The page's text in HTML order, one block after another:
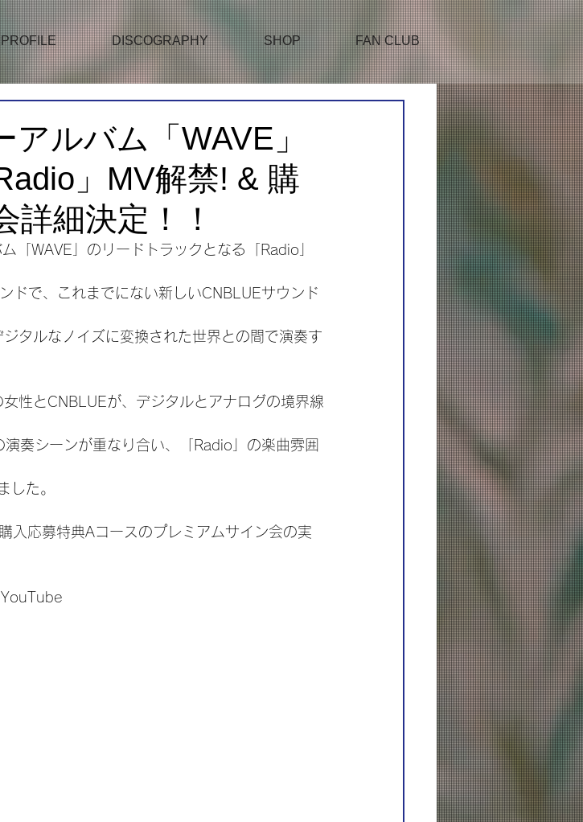
PROFILE DISCOGRAPHY SHOP FAN CLUB
ルバム「WAVE」
」MV解禁! & 購
詳細決定！！
「WAVE」のリードトラックとなる「Radio」
ドで、これまでにない新しいCNBLUEサウンド
タルなノイズに変換された世界との間で演奏す
性とCNBLUEが、デジタルとアナログの境界線
奏シーンが重なり合い、「Radio」の楽曲雰囲
した。
入応募特典Aコースのプレミアムサイン会の実